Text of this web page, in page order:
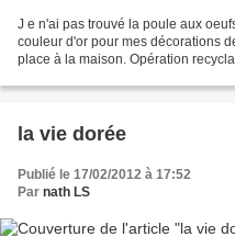
J e n'ai pas trouvé la poule aux
couleur d'or pour mes décorations
place à la maison. Opération
la vie dorée
Publié le 17/02/2012 à 17:52
Par nath LS